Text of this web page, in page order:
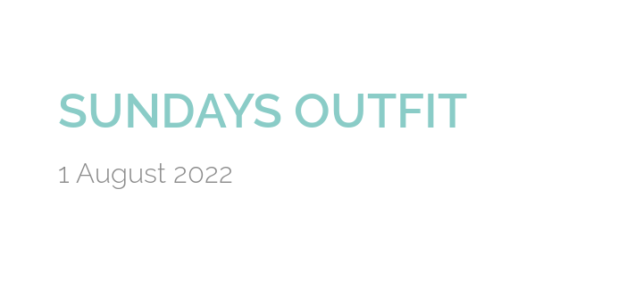
SUNDAYS OUTFIT
1 August 2022